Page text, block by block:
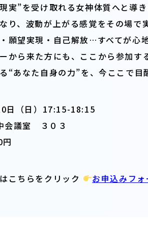
実”を受け取れる女神体質へと導き
り、波動が上がる感覚をその場で
願望実現・自己解放…すべてが心
から来た方にも、ここから参加す
“あなた自身の力”を、今ここで
日（日）17:15-18:15
会議室 ３０３
こちらをクリック お申込みフォ